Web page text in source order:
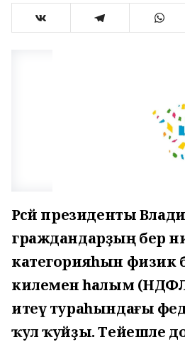
Рәсәй президенты
граждандарҙың бер
категорияһын физик
килеменә һалым (НДФЛ)
итеү тураһындағы
ҡул ҡуйҙы. Тейешле